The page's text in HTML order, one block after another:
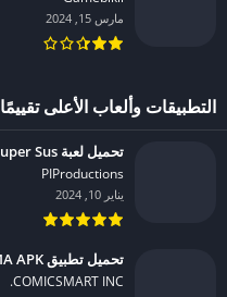
مارس 15, 2024
التطبيقات وألعاب الأعلى تقييمًا
تحميل لعبة Super Sus مهكرة للاندرويد 2024
PIProductions‏
يناير 10, 2024
تحميل تطبيق GANMA APK مهكر للاندرويد 2024
COMICSMART INC.‏